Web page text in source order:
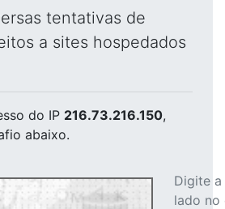
tentativas de
a sites hospedados
do IP 216.73.216.150,
abaixo.
Digite
lado no